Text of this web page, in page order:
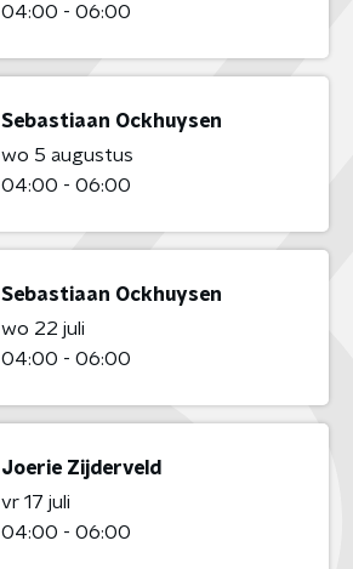
04:00 - 06:00
Sebastiaan Ockhuysen
wo 5 augustus
04:00 - 06:00
Sebastiaan Ockhuysen
wo 22 juli
04:00 - 06:00
Joerie Zijderveld
vr 17 juli
04:00 - 06:00